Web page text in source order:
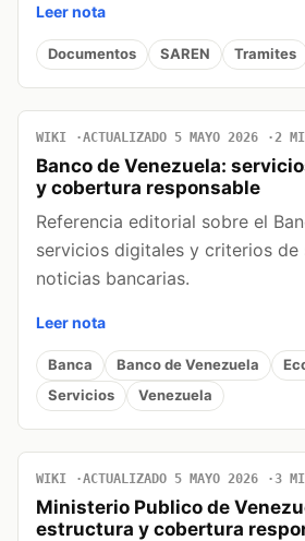
Leer nota
Documentos SAREN Tramites
WIKI ACTUALIZADO 5 MAYO 2026 2
Banco de Venezuela:
y cobertura responsable
Referencia editorial sobre el
servicios digitales y criterios de
noticias bancarias.
Leer nota
Banca Banco de Venezuela
Servicios
Venezuela
WIKI ACTUALIZADO 5 MAYO 2026 3
Ministerio Publico de
estructura y cobertura